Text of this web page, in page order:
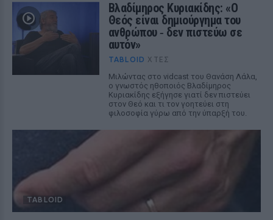
Βλαδίμηρος Κυριακίδης: «Ο
Θεός είναι δημιούργημα του
ανθρώπου ‑ δεν πιστεύω σε
αυτόν»
TABLOID ΧΤΕΣ
Μιλώντας στο vidcast του Θανάση Λάλα,
ο γνωστός ηθοποιός Βλαδίμηρος
Κυριακίδης εξήγησε γιατί δεν πιστεύει
στον Θεό και τι τον γοητεύει στη
φιλοσοφία γύρω από την ύπαρξή του.
TABLOID